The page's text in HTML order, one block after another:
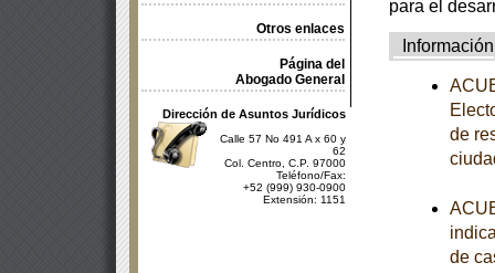
Otros enlaces
Página del
Abogado General
Dirección de Asuntos Jurídicos
Calle 57 No 491 A x 60 y
62
Col. Centro, C.P. 97000
Teléfono/Fax:
+52 (999) 930-0900
Extensión: 1151
para el
Información
de
de